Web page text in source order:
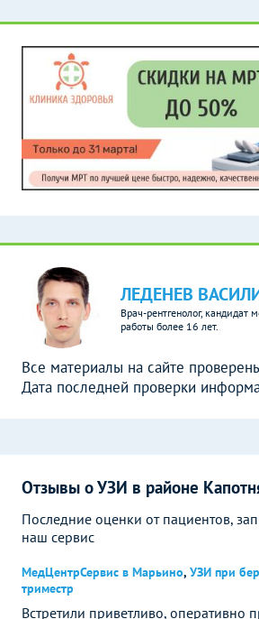
ЛЕДЕНЕВ
Врач-рентгенолог, кандидат
работы более 16 лет.
Все материалы на сайте
Дата последней проверки
Отзывы о УЗИ в районе
Последние оценки от пациентов,
наш сервис
МедЦентрСервис в Марьино, УЗИ при
триместр
Встретили приветливо, оперативно